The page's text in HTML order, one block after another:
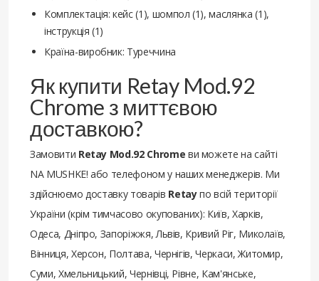
Комплектація: кейс (1), шомпол (1), маслянка (1),
інструкція (1)
Країна-виробник: Туреччина
Як купити Retay Mod.92
Chrome з миттєвою
доставкою?
Замовити Retay Mod.92 Chrome ви можете на сайті
NA MUSHKE! або телефоном у наших менеджерів. Ми
здійснюємо доставку товарів Retayпо всій території
України (крім тимчасово окупованих): Київ, Харків,
Одеса, Дніпро, Запоріжжя, Львів, Кривий Ріг, Миколаїв,
Вінниця, Херсон, Полтава, Чернігів, Черкаси, Житомир,
Суми, Хмельницький, Чернівці, Рівне, Кам'янське,